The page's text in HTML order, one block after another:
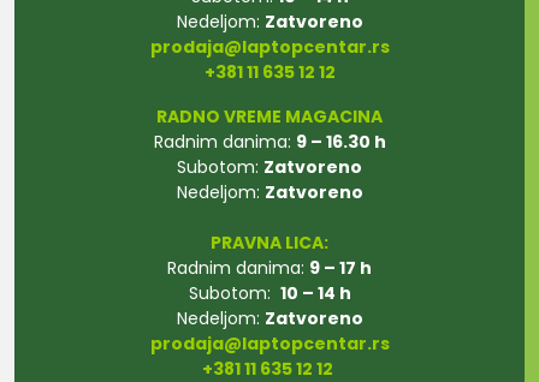
Nedeljom: Zatvoreno
prodaja@laptopcentar.rs
+381 11 635 12 12
RADNO VREME MAGACINA
Radnim danima: 9 – 16.30 h
Subotom: Zatvoreno
Nedeljom: Zatvoreno
PRAVNA LICA:
Radnim danima: 9 – 17 h
Subotom: 10 – 14 h
Nedeljom: Zatvoreno
prodaja@laptopcentar.rs
+381 11 635 12 12